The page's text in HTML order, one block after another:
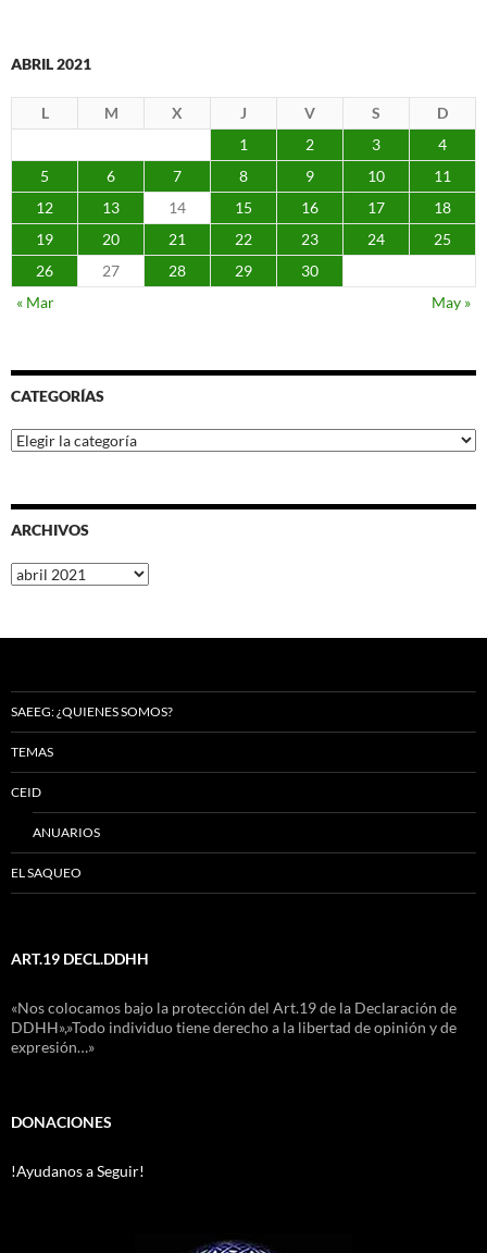
ABRIL 2021
L M X J V S
D
1
2 3
4
5
6 7 8 9 10
11
12
13 14 15 16 17
18
19
20 21 22 23 24
25
26
27 28 29
30
« Mar
May »
CATEGORÍAS
Categorías
ARCHIVOS
Archivos
SAEEG: ¿QUIENES SOMOS?
TEMAS
CEID
ANUARIOS
EL SAQUEO
ART.19 DECL.DDHH
«Nos colocamos bajo la protección del Art.19 de la Declaración de
DDHH»,»Todo individuo tiene derecho a la libertad de opinión y de
expresión…»
DONACIONES
!Ayudanos a Seguir!